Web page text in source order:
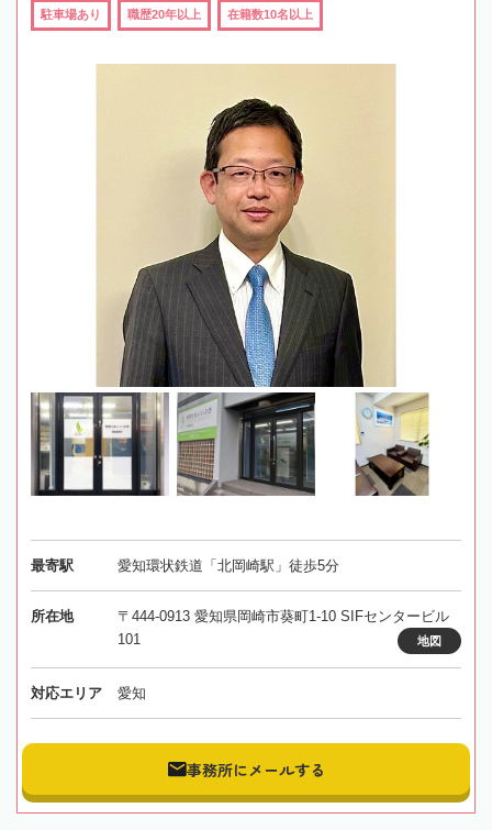
駐車場あり 職歴20年以上 在籍数10名以上
最寄駅 愛知環状鉄道「北岡崎駅」徒歩5分
所在地
〒444-0913 愛知県岡崎市葵町1-10 SIFセンタービル
101
地図
対応エリア 愛知
事務所にメールする